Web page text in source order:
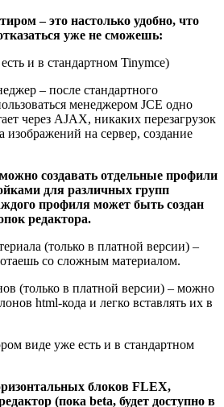
– это настолько удобно, что
уже не сможешь:
и в стандартном Tinymce)
– после стандартного
менеджером JCE одно
через AJAX, никаких перезагрузок
изображений на сервер, создание
создавать отдельные профили
для различных групп
профиля может быть создан
редактора.
(только в платной версии) –
со сложным материалом.
(только в платной версии) – можно
html-кода и легко вставлять их в
виде уже есть и в стандартном
блоков FLEX,
(пока beta, будет доступно в